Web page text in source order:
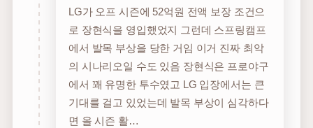
LG가 오프 시즌에 52억원 전액 보장 조건으
로 장현식을 영입했었지 그런데 스프링캠프
에서 발목 부상을 당한 거임 이거 진짜 최악
의 시나리오일 수도 있음 장현식은 프로야구
에서 꽤 유명한 투수였고 LG 입장에서는 큰
기대를 걸고 있었는데 발목 부상이 심각하다
면 올 시즌 활…